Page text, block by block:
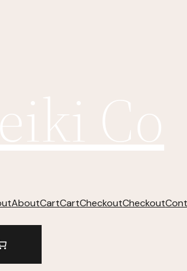
AboutCartCartCheckoutCheckout